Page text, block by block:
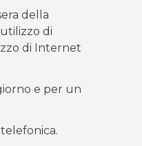
della
di
di Internet
e per un